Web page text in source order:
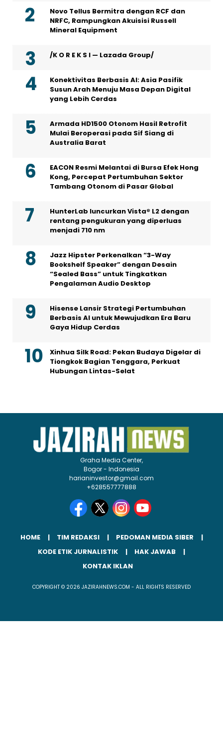
Novo Tellus Bermitra dengan RCF dan
NRFC, Rampungkan Akuisisi Russell
Mineral Equipment
/K O R E K S I — Lazada Group/
Konektivitas Berbasis AI: Asia Pasifik
Susun Arah Menuju Masa Depan Digital
yang Lebih Cerdas
Armada HD1500 Otonom Hasil Retrofit
Mulai Beroperasi pada Sif Siang di
Australia Barat
EACON Resmi Melantai di Bursa Efek Hong
Kong, Percepat Pertumbuhan Sektor
Tambang Otonom di Pasar Global
HunterLab luncurkan Vista® L2 dengan
rentang pengukuran yang diperluas
menjadi 710 nm
Jazz Hipster Perkenalkan “3-Way
Bookshelf Speaker” dengan Desain
“Sealed Bass” untuk Tingkatkan
Pengalaman Audio Desktop
Hisense Lansir Strategi Pertumbuhan
Berbasis AI untuk Mewujudkan Era Baru
Gaya Hidup Cerdas
Xinhua Silk Road: Pekan Budaya Digelar di
Tiongkok Bagian Tenggara, Perkuat
Hubungan Lintas-Selat
Graha Media Center,
Bogor - Indonesia
harianinvestor@gmail.com
+628557777888
HOME TIM REDAKSI
PEDOMAN MEDIA SIBER
KODE ETIK JURNALISTIK
HAK JAWAB
KONTAK IKLAN
COPYRIGHT © 2026 JAZIRAHNEWS.COM - ALL RIGHTS RESERVED